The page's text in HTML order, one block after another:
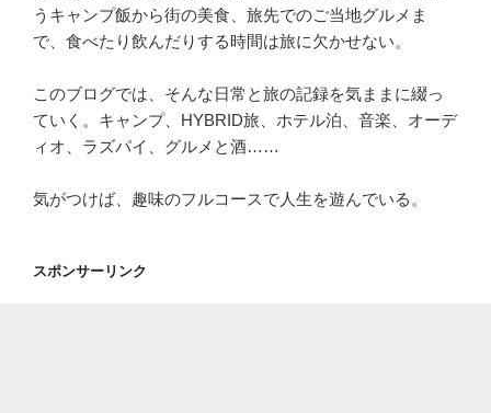
うキャンプ飯から街の美食、旅先でのご当地グルメま
で、食べたり飲んだりする時間は旅に欠かせない。
このブログでは、そんな日常と旅の記録を気ままに綴っ
ていく。キャンプ、HYBRID旅、ホテル泊、音楽、オーデ
ィオ、ラズパイ、グルメと酒……
気がつけば、趣味のフルコースで人生を遊んでいる。
スポンサーリンク